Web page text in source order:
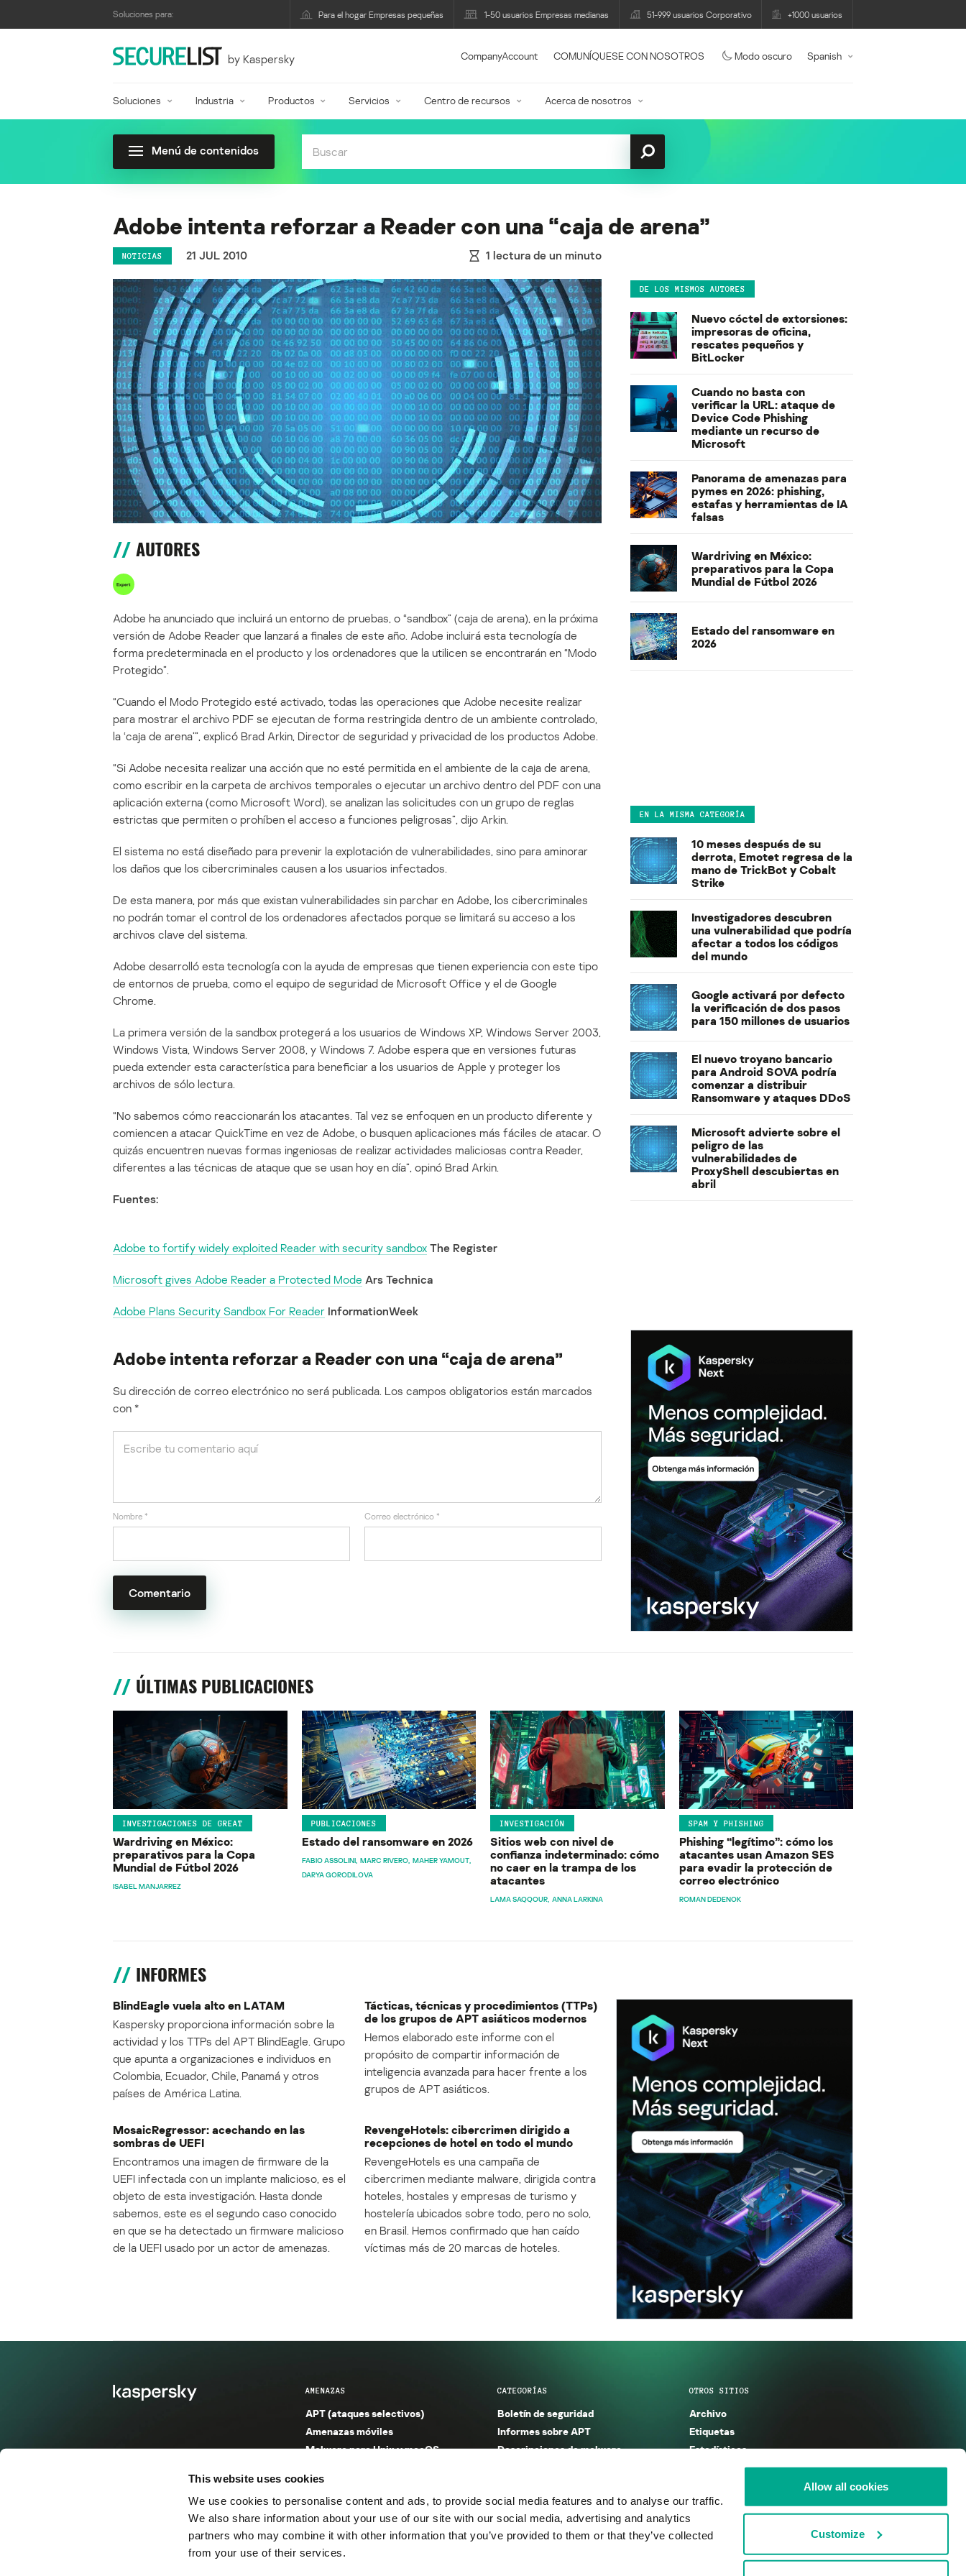
This website uses cookies
We use cookies to personalise content and ads, to provide social media features and to analyse our traffic.
We also share information about your use of our site with our social media, advertising and analytics
partners who may combine it with other information that you’ve provided to them or that they’ve collected
from your use of their services.
Allow all cookies
Customize
Soluciones para: Para el hogar Empresas pequeñas 1-50 usuarios Empresas medianas 51-999 usuarios Corporativo +1000 usuarios
by Kaspersky CompanyAccount COMUNÍQUESE CON NOSOTROS Modo oscuro Spanish
Soluciones Industria Productos Servicios Centro de recursos Acerca de nosotros
Menú de contenidos
Adobe intenta reforzar a Reader con una “caja de arena”
NOTICIAS 21 JUL 2010 1 lectura de un minuto
AUTORES
Adobe ha anunciado que incluirá un entorno de pruebas, o “sandbox” (caja de arena), en la próxima
versión de Adobe Reader que lanzará a finales de este año. Adobe incluirá esta tecnología de
forma predeterminada en el producto y los ordenadores que la utilicen se encontrarán en “Modo
Protegido”.
“Cuando el Modo Protegido esté activado, todas las operaciones que Adobe necesite realizar
para mostrar el archivo PDF se ejecutan de forma restringida dentro de un ambiente controlado,
la ‘caja de arena’”, explicó Brad Arkin, Director de seguridad y privacidad de los productos Adobe.
“Si Adobe necesita realizar una acción que no esté permitida en el ambiente de la caja de arena,
como escribir en la carpeta de archivos temporales o ejecutar un archivo dentro del PDF con una
aplicación externa (como Microsoft Word), se analizan las solicitudes con un grupo de reglas
estrictas que permiten o prohíben el acceso a funciones peligrosas”, dijo Arkin.
El sistema no está diseñado para prevenir la explotación de vulnerabilidades, sino para aminorar
los daños que los cibercriminales causen a los usuarios infectados.
De esta manera, por más que existan vulnerabilidades sin parchar en Adobe, los cibercriminales
no podrán tomar el control de los ordenadores afectados porque se limitará su acceso a los
archivos clave del sistema.
Adobe desarrolló esta tecnología con la ayuda de empresas que tienen experiencia con este tipo
de entornos de prueba, como el equipo de seguridad de Microsoft Office y el de Google
Chrome.
La primera versión de la sandbox protegerá a los usuarios de Windows XP, Windows Server 2003,
Windows Vista, Windows Server 2008, y Windows 7. Adobe espera que en versiones futuras
pueda extender esta característica para beneficiar a los usuarios de Apple y proteger los
archivos de sólo lectura.
“No sabemos cómo reaccionarán los atacantes. Tal vez se enfoquen en un producto diferente y
comiencen a atacar QuickTime en vez de Adobe, o busquen aplicaciones más fáciles de atacar. O
quizás encuentren nuevas formas ingeniosas de realizar actividades maliciosas contra Reader,
diferentes a las técnicas de ataque que se usan hoy en día”, opinó Brad Arkin.
Fuentes:
Adobe to fortify widely exploited Reader with security sandbox The Register
Microsoft gives Adobe Reader a Protected Mode Ars Technica
Adobe Plans Security Sandbox For Reader InformationWeek
Adobe intenta reforzar a Reader con una “caja de arena”
Su dirección de correo electrónico no será publicada. Los campos obligatorios están marcados
con *
Nombre * Correo electrónico *
DE LOS MISMOS AUTORES
Nuevo cóctel de extorsiones:
impresoras de oficina,
rescates pequeños y
BitLocker
Cuando no basta con
verificar la URL: ataque de
Device Code Phishing
mediante un recurso de
Microsoft
Panorama de amenazas para
pymes en 2026: phishing,
estafas y herramientas de IA
falsas
Wardriving en México:
preparativos para la Copa
Mundial de Fútbol 2026
Estado del ransomware en
2026
EN LA MISMA CATEGORÍA
10 meses después de su
derrota, Emotet regresa de la
mano de TrickBot y Cobalt
Strike
Investigadores descubren
una vulnerabilidad que podría
afectar a todos los códigos
del mundo
Google activará por defecto
la verificación de dos pasos
para 150 millones de usuarios
El nuevo troyano bancario
para Android SOVA podría
comenzar a distribuir
Ransomware y ataques DDoS
Microsoft advierte sobre el
peligro de las
vulnerabilidades de
ProxyShell descubiertas en
abril
ÚLTIMAS PUBLICACIONES
INVESTIGACIONES DE GREAT
Wardriving en México:
preparativos para la Copa
Mundial de Fútbol 2026
ISABEL MANJARREZ
PUBLICACIONES
Estado del ransomware en 2026
FABIO ASSOLINI MARC RIVERO MAHER YAMOUT
DARYA GORODILOVA
INVESTIGACIÓN
Sitios web con nivel de
confianza indeterminado: cómo
no caer en la trampa de los
atacantes
LAMA SAQQOUR ANNA LARKINA
SPAM Y PHISHING
Phishing “legítimo”: cómo los
atacantes usan Amazon SES
para evadir la protección de
correo electrónico
ROMAN DEDENOK
INFORMES
BlindEagle vuela alto en LATAM
Kaspersky proporciona información sobre la
actividad y los TTPs del APT BlindEagle. Grupo
que apunta a organizaciones e individuos en
Colombia, Ecuador, Chile, Panamá y otros
países de América Latina.
Tácticas, técnicas y procedimientos (TTPs)
de los grupos de APT asiáticos modernos
Hemos elaborado este informe con el
propósito de compartir información de
inteligencia avanzada para hacer frente a los
grupos de APT asiáticos.
MosaicRegressor: acechando en las
sombras de UEFI
Encontramos una imagen de firmware de la
UEFI infectada con un implante malicioso, es el
objeto de esta investigación. Hasta donde
sabemos, este es el segundo caso conocido
en que se ha detectado un firmware malicioso
de la UEFI usado por un actor de amenazas.
RevengeHotels: cibercrimen dirigido a
recepciones de hotel en todo el mundo
RevengeHotels es una campaña de
cibercrimen mediante malware, dirigida contra
hoteles, hostales y empresas de turismo y
hostelería ubicados sobre todo, pero no solo,
en Brasil. Hemos confirmado que han caído
víctimas más de 20 marcas de hoteles.
AMENAZAS
APT (ataques selectivos)
Amenazas móviles
Malware para Unix y macOS
Entorno seguro (IoT)
Amenazas financieras
Amenazas industriales
Spam y phishing
CATEGORÍAS
Boletín de seguridad
Informes sobre APT
Descripciones de malware
Informes sobre spam y phishing
Publicaciones
Incidentes
OTROS SITIOS
Archivo
Etiquetas
Estadísticas
Enciclopedia
KSB 2025